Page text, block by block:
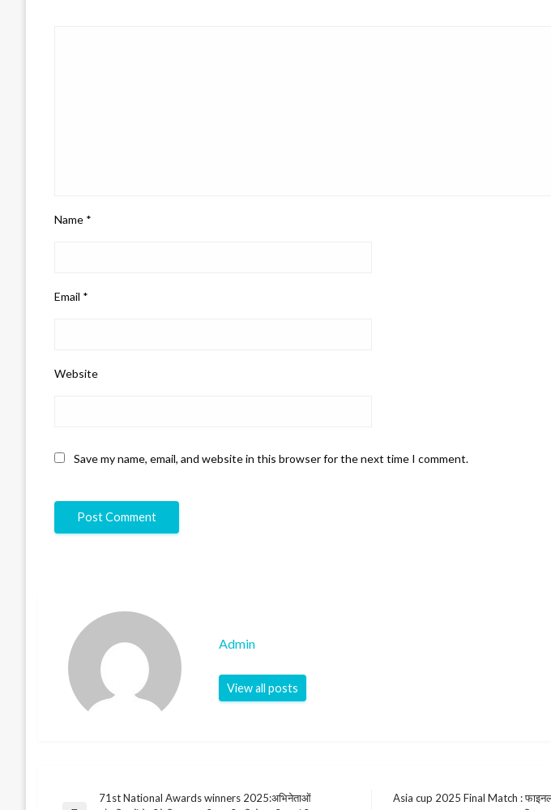
Name *
Email *
Website
Save my name, email, and website in this browser for the next time I comment.
Admin
View all posts
71st National Awards winners 2025:अभिनेताओं
Asia cup 2025 Final Match :